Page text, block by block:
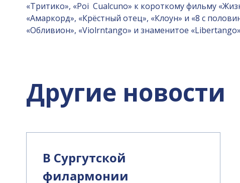
«Тритико», «Poi Cualcuno» к короткому фильму
«Амаркорд», «Крёстный отец», «Клоун» и «8 с
«Обливион», «Violrntango» и знаменитое
Другие новости
В Сургутской
филармонии